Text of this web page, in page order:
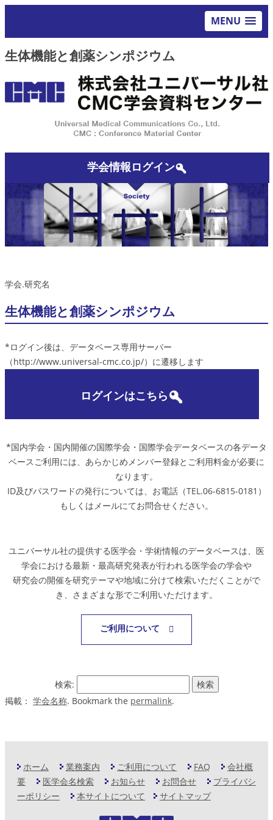
MENU
生体機能と創薬シンポジウム
学会情報ログイン
学会.研究名
生体機能と創薬シンポジウム
*ログイン後は、データベース専用サーバー
（http://www.universal-cmc.co.jp/）に遷移します
ログインはこちら
*国内学会・国内開催の国際学会・国際学会データベースの各データ
ベースご利用には、あらかじめメンバー登録とご利用料金が必要に
なります。
ID及びパスワードの発行については、お電話（TEL.06-6815-0181）
もしくはメールにてお問合せください。
ユニバーサル社の提供する医学会・学術情報のデータベースは、医
学会における最新・最高研究発表が行われる医学会の学会や
研究会の開催を研究テーマや地域に分けて検索いただくことがで
き、さまざまな形でご利用いただけます。
ご利用について
検索:
掲載： 学会名称. Bookmark the permalink.
ホーム 業務案内 ご利用について FAQ
会社概
要
医学会名検索 お知らせ お問合せ
プライバシ
ーポリシー
本サイトについて サイトマップ